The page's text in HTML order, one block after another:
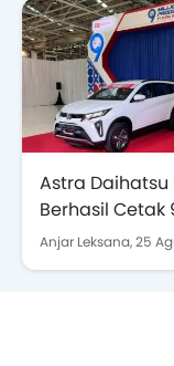
Astra Daihatsu
Berhasil Cetak
Kendaraan
Anjar Leksana,25